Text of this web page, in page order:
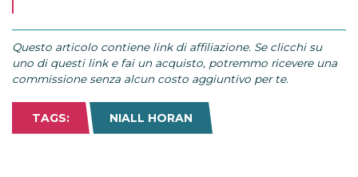
Questo articolo contiene link di affiliazione. Se clicchi su
uno di questi link e fai un acquisto, potremmo ricevere una
commissione senza alcun costo aggiuntivo per te.
TAGS: NIALL HORAN